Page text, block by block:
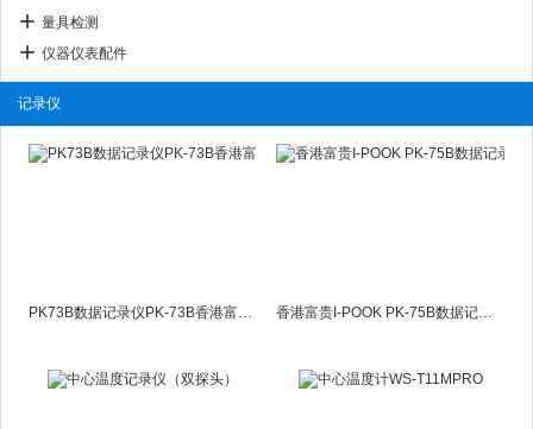
量具检测
仪器仪表配件
记录仪
PK73B数据记录仪PK-73B香港富贵I-POOK 香港富贵I-POOK PK-75B数据记录仪PK75B数据记录仪